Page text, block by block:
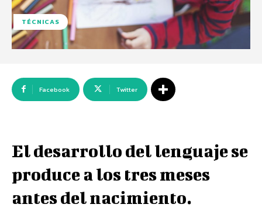
TÉCNICAS
Facebook Twitter
El desarrollo del lenguaje se
produce a los tres meses
antes del nacimiento.